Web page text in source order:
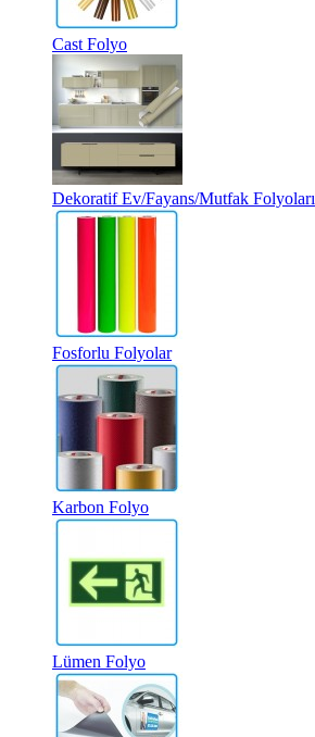
Cast Folyo
Dekoratif Ev/Fayans/Mutfak Folyoları
Fosforlu Folyolar
Karbon Folyo
Lümen Folyo